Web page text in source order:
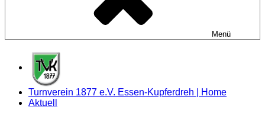
Menü
Turnverein 1877 e.V. Essen-Kupferdreh | Home
Aktuell